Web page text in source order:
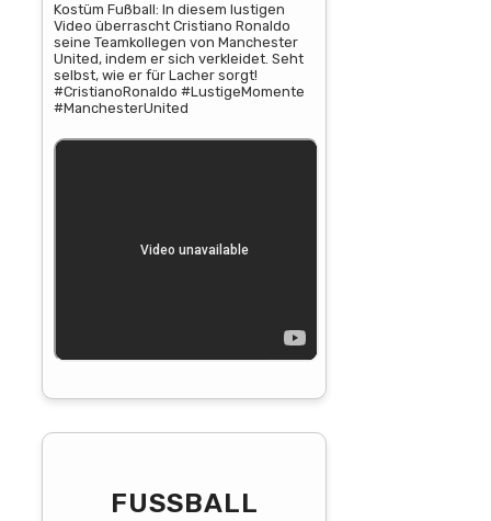
Kostüm Fußball: In diesem lustigen
Video überrascht Cristiano Ronaldo
seine Teamkollegen von Manchester
United, indem er sich verkleidet. Seht
selbst, wie er für Lacher sorgt!
#CristianoRonaldo #LustigeMomente
#ManchesterUnited
FUSSBALL K